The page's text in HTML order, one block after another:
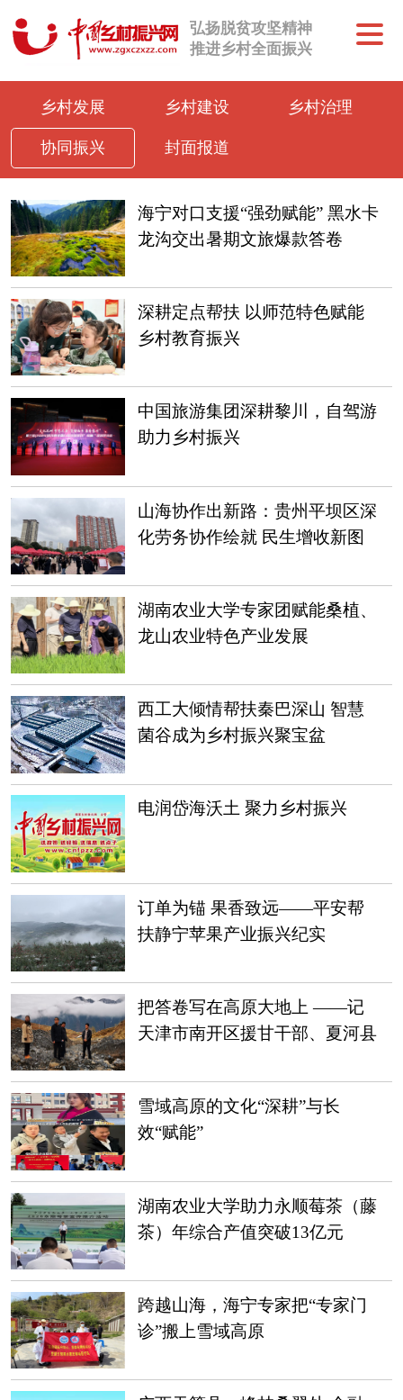
弘扬脱贫攻坚精神
推进乡村全面振兴
乡村发展 乡村建设 乡村治理
协同振兴 封面报道
海宁对口支援“强劲赋能” 黑水卡
龙沟交出暑期文旅爆款答卷
深耕定点帮扶 以师范特色赋能
乡村教育振兴
中国旅游集团深耕黎川，自驾游
助力乡村振兴
山海协作出新路：贵州平坝区深
化劳务协作绘就 民生增收新图
湖南农业大学专家团赋能桑植、
龙山农业特色产业发展
西工大倾情帮扶秦巴深山 智慧
菌谷成为乡村振兴聚宝盆
电润岱海沃土 聚力乡村振兴
订单为锚 果香致远——平安帮
扶静宁苹果产业振兴纪实
把答卷写在高原大地上 ——记
天津市南开区援甘干部、夏河县
雪域高原的文化“深耕”与长
效“赋能”
湖南农业大学助力永顺莓茶（藤
茶）年综合产值突破13亿元
跨越山海，海宁专家把“专家门
诊”搬上雪域高原